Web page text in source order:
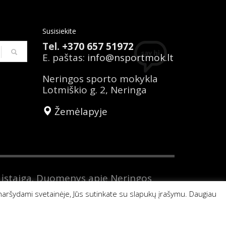
Susisiekite
Tel. +370 657 51972
E. paštas: info@nsportmok.lt
Neringos sporto mokykla
Lotmiškio g. 2, Neringa
Žemėlapyje
Duomenys apie Neringos
191716537. Tel. nr. +370 657
svetainėje, Jūs sutinkate su slapukų įrašymu. Daugiau